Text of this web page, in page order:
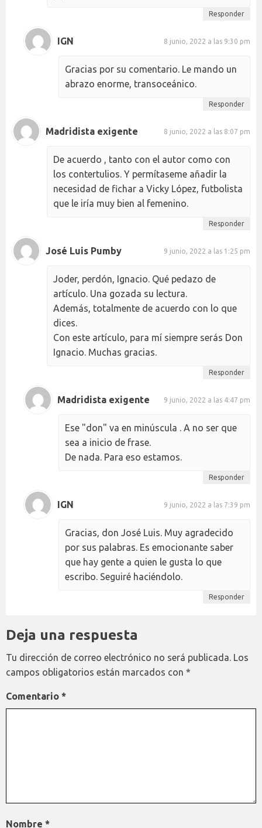
Responder
IGN 8 junio, 2022 a las 9:30 pm
Gracias por su comentario. Le mando un
abrazo enorme, transoceánico.
Responder
Madridista exigente 8 junio, 2022 a las 8:07 pm
De acuerdo , tanto con el autor como con
los contertulios. Y permítaseme añadir la
necesidad de fichar a Vicky López, futbolista
que le iría muy bien al femenino.
Responder
José Luis Pumby 9 junio, 2022 a las 1:25 pm
Joder, perdón, Ignacio. Qué pedazo de
artículo. Una gozada su lectura.
Además, totalmente de acuerdo con lo que
dices.
Con este artículo, para mí siempre serás Don
Ignacio. Muchas gracias.
Responder
Madridista exigente 9 junio, 2022 a las 4:47 pm
Ese "don" va en minúscula . A no ser que
sea a inicio de frase.
De nada. Para eso estamos.
Responder
IGN 9 junio, 2022 a las 7:39 pm
Gracias, don José Luis. Muy agradecido
por sus palabras. Es emocionante saber
que hay gente a quien le gusta lo que
escribo. Seguiré haciéndolo.
Responder
Deja una respuesta
Tu dirección de correo electrónico no será publicada. Los
campos obligatorios están marcados con *
Comentario *
Nombre *